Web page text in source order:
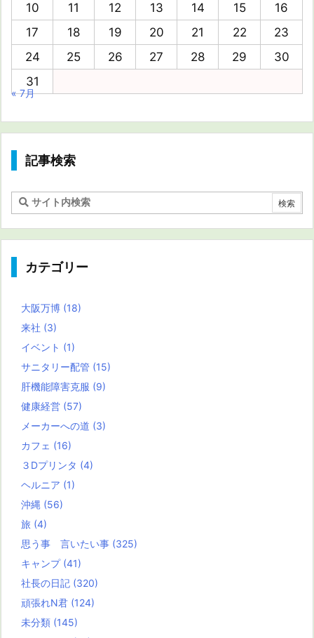
10
11 12 13 14 15
16
17
18 19 20 21 22
23
24
25 26 27 28 29
30
31
« 7月
記事検索
カテゴリー
大阪万博 (18)
来社 (3)
イベント (1)
サニタリー配管 (15)
肝機能障害克服 (9)
健康経営 (57)
メーカーへの道 (3)
カフェ (16)
３Dプリンタ (4)
ヘルニア (1)
沖縄 (56)
旅 (4)
思う事 言いたい事 (325)
キャンプ (41)
社長の日記 (320)
頑張れN君 (124)
未分類 (145)